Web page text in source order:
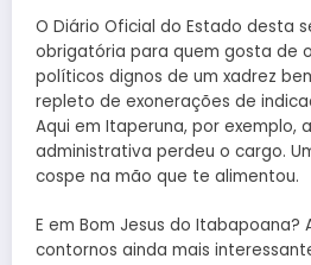
O Diário Oficial do Estado desta
obrigatória para quem gosta de
políticos dignos de um xadrez
repleto de exonerações de
Aqui em Itaperuna, por exemplo,
administrativa perdeu o cargo.
cospe na mão que te alimentou.
E em Bom Jesus do Itabapoana?
contornos ainda mais